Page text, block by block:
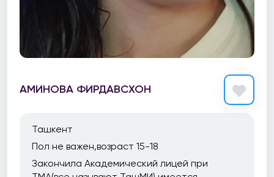
АМИНОВА ФИРДАВСХОН
Ташкент
Пол не важен,возраст 15-18
Закончила Академический лицей при